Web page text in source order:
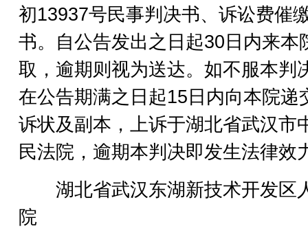
初13937号民事判决书、诉讼费催
书。自公告发出之日起30日内来本
取，逾期则视为送达。如不服本判
在公告期满之日起15日内向本院递
诉状及副本，上诉于湖北省武汉市
民法院，逾期本判决即发生法律效
湖北省武汉东湖新技术开发区
院